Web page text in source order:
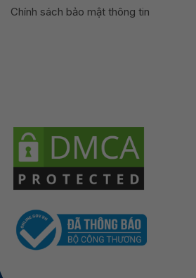
Chính sách bảo mật thông tin